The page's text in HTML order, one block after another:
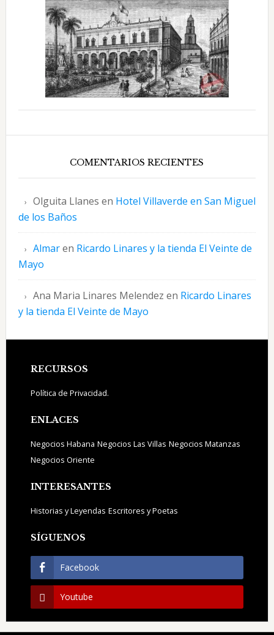
COMENTARIOS RECIENTES
Olguita Llanes en Hotel Villaverde en San Miguel
de los Baños
Almaren Ricardo Linares y la tienda El Veinte de
Mayo
Ana Maria Linares Melendez en Ricardo Linares
y la tienda El Veinte de Mayo
Footer
RECURSOS
Política de Privacidad.
ENLACES
Negocios Habana Negocios Las Villas Negocios Matanzas
Negocios Oriente
INTERESANTES
Historias y Leyendas Escritores y Poetas
SÍGUENOS
Facebook
Youtube